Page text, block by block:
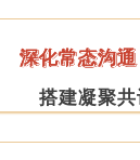
深化常态沟通
搭建凝聚